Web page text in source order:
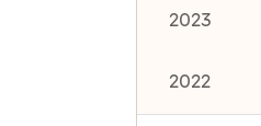
2023
2022